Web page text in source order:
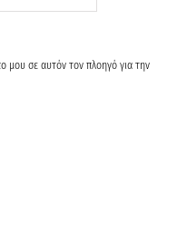
μου σε αυτόν τον πλοηγό για την